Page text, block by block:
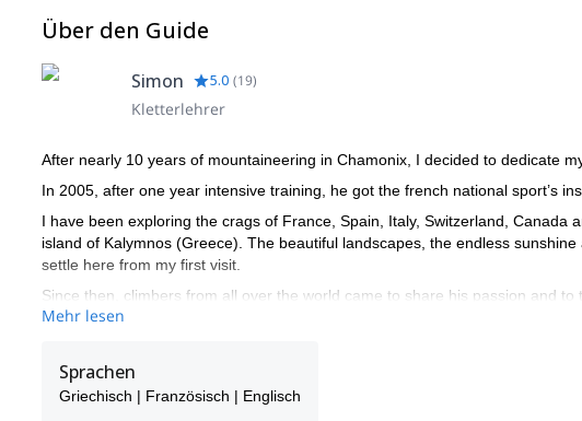
Über den Guide
Simon 5.0 (19)
Kletterlehrer
After nearly 10 years of mountaineering in Chamonix, I decided to dedicate
In 2005, after one year intensive training, he got the french national sport’s
I have been exploring the crags of France, Spain, Italy, Switzerland, Canada
island of Kalymnos (Greece). The beautiful landscapes, the endless
settle here from my first visit.
Since then, climbers from all over the world came to share his passion and
skills. I have opened many new routes both in Kalymnos and Telendos from
Mehr lesen
Sprachen
Griechisch | Französisch | Englisch